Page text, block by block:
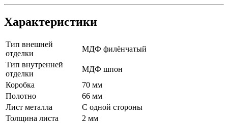
Характеристики
Тип внешней
отделки
МДФ филёнчатый
Тип внутренней
отделки
МДФ шпон
Коробка
70 мм
Полотно
66 мм
Лист металла
С одной стороны
Толщина листа
2 мм